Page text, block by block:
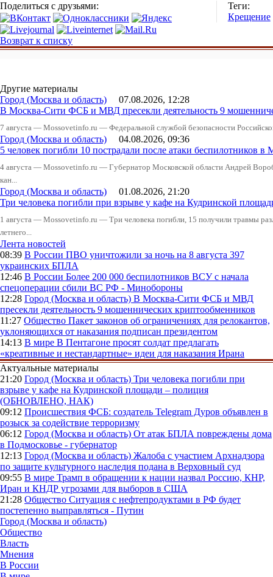
Поделиться с друзьями:
Теги:
Крещение
Возврат к списку
Другие материалы
Город (Москва и область) 07.08.2026, 12:28
В Москва-Сити ФСБ и МВД пресекли деятельность 9
7 августа — Mossovetinfo.ru — Федеральной службой безопасности
Город (Москва и область) 04.08.2026, 09:36
5 человек погибли 10 пострадали после атаки беспилотников в
4 августа — Mossovetinfo.ru — Губернатор Московской области Андрей
кан...
Город (Москва и область) 01.08.2026, 21:20
Три человека погибли при взрыве у кафе на Кудринской
1 августа — Mossovetinfo.ru — Три человека погибли, 15 получили травмы
летнего...
Лента новостей
08:39 В России ПВО уничтожили за ночь на 8 августа 397
украинских БПЛА
12:46 В России Более 200 000 беспилотников ВСУ с начала
спецоперации сбили ВС РФ - Минобороны
12:28 Город (Москва и область) В Москва-Сити ФСБ и МВД
пресекли деятельность 9 мошеннических криптообменников
11:27 Общество Пакет законов об ограничениях для релокантов,
уклоняющихся от наказания подписан президентом
14:13 В мире В Пентагоне просят солдат предлагать
«креативные и нестандартные» идеи для наказания Ирана
Актуальные материалы
21:20 Город (Москва и область) Три человека погибли при
взрыве у кафе на Кудринской площади – полиция
(ОБНОВЛЕНО, НАК)
09:12 Происшествия ФСБ: создатель Telegram Дуров объявлен в
розыск за содействие терроризму
06:12 Город (Москва и область) От атак БПЛА повреждены дома
в Подмосковье - губернатор
12:13 Город (Москва и область) Жалоба с участием Архнадзора
по защите культурного наследия подана в Верховный суд
09:55 В мире Трамп в обращении к нации назвал Россию, КНР,
Иран и КНДР угрозами для выборов в США
21:28 Общество Ситуация с нефтепродуктами в РФ будет
постепенно выправляться - Путин
Город (Москва и область)
Общество
Власть
Мнения
В России